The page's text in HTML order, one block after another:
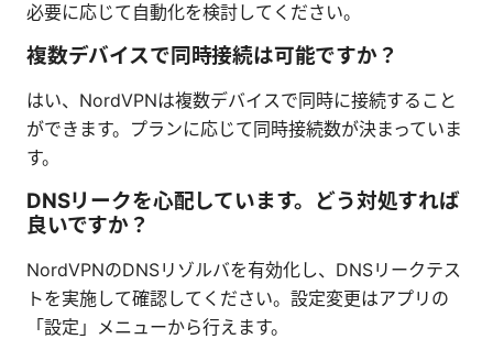
必要に応じて自動化を検討してください。
複数デバイスで同時接続は可能ですか？
はい、NordVPNは複数デバイスで同時に接続すること
ができます。プランに応じて同時接続数が決まっていま
す。
DNSリークを心配しています。どう対処すれば
良いですか？
NordVPNのDNSリゾルバを有効化し、DNSリークテス
トを実施して確認してください。設定変更はアプリの
「設定」メニューから行えます。